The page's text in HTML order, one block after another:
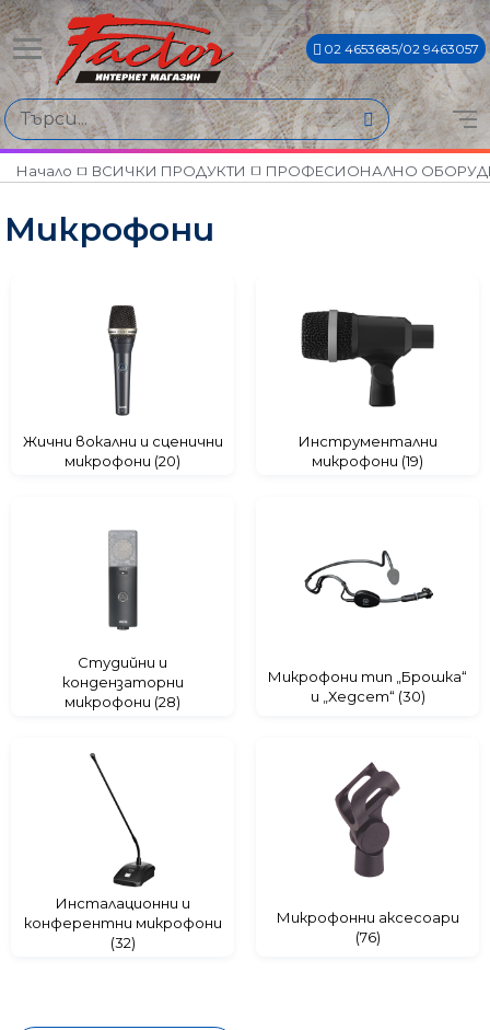
02 4653685/02 9463057
Намери продукти по
Цена
€0€ - €1222€
Марки
KONIG & MEYER
MARK
Начало ВСИЧКИ ПРОДУКТИ ПРОФЕСИОНАЛНО
Микрофони
Жични вокални и сценични
микрофони (20)
Инструментални
микрофони (19)
Студийни и
кондензаторни
микрофони (28)
Микрофони тип „Брошка“
и „Хедсет“ (30)
Инсталационни и
конферентни микрофони
(32)
Микрофонни аксесoари
(76)